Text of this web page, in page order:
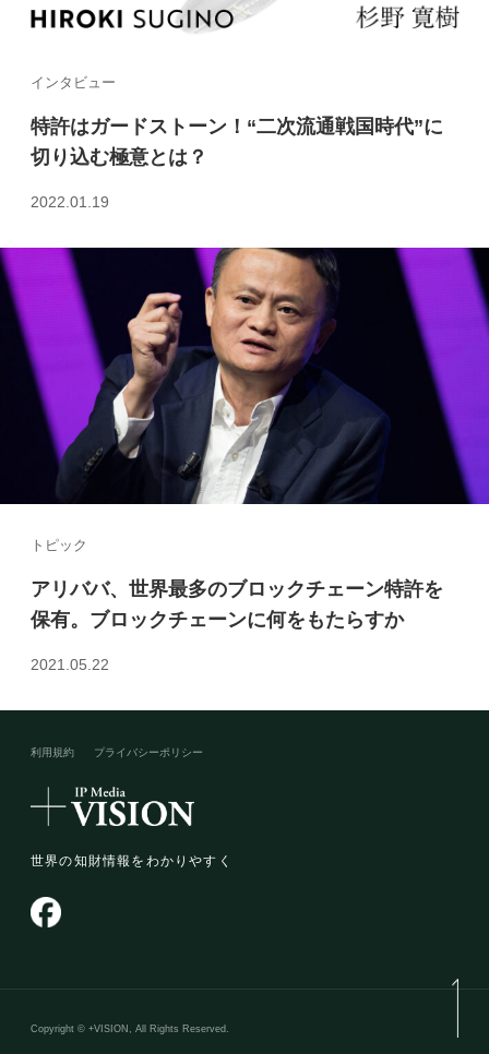
インタビュー
特許はガードストーン！“二次流通戦国時代”に
切り込む極意とは？
2022.01.19
トピック
アリババ、世界最多のブロックチェーン特許を
保有。ブロックチェーンに何をもたらすか
2021.05.22
利用規約 プライバシーポリシー​
世界の知財情報をわかりやすく
Copyright © +VISION, All Rights Reserved.